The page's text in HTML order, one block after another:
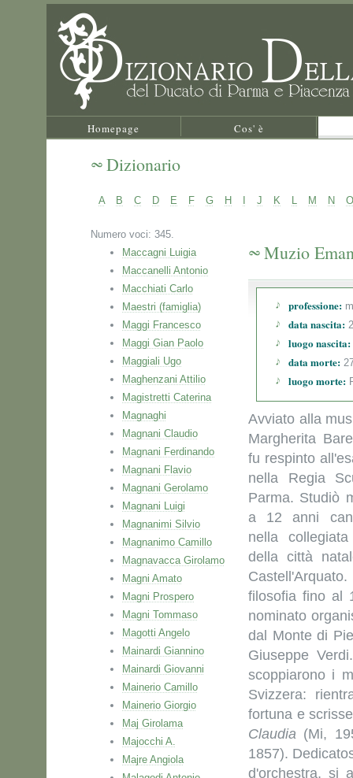
Homepage Cos' è
Dizionario
A B C D E F G H J K L M N O
Numero voci: 345.
Maccagni Luigia
Maccanelli Antonio
Macchiati Carlo
Maestri (famiglia)
Maggi Francesco
Maggi Gian Paolo
Maggiali Ugo
Maghenzani Attilio
Magistretti Caterina
Magnaghi
Magnani Claudio
Magnani Ferdinando
Magnani Flavio
Magnani Gerolamo
Magnani Luigi
Magnanimi Silvio
Magnanimo Camillo
Magnavacca Girolamo
Magni Amato
Magni Prospero
Magni Tommaso
Magotti Angelo
Mainardi Giannino
Mainardi Giovanni
Mainerio Camillo
Mainerio Giorgio
Maj Girolama
Majocchi A.
Majre Angiola
Muzio
professione:
data nascita:
luogo nascita:
data morte:
luogo morte:
Avviato alla
Margherita
fu respinto
nella Regia
Parma. Studiò
a 12 anni
nella
della città
filosofia fino al
nominato
dal Monte di
Giuseppe
scoppiarono i
Svizzera:
fortuna e
Claudia (Mi,
1857).
d'orchestra, si